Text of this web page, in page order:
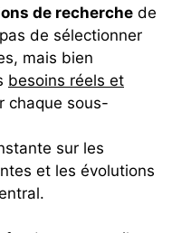
de recherche de
de sélectionner
mais bien
besoins réels et
chaque sous-
sur les
et les évolutions